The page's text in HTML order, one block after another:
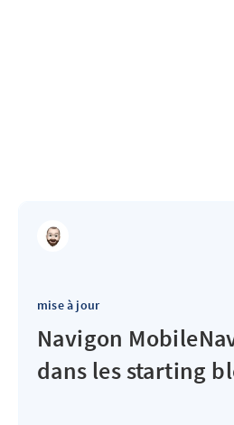
mise à jour
Navigon
dans les starting